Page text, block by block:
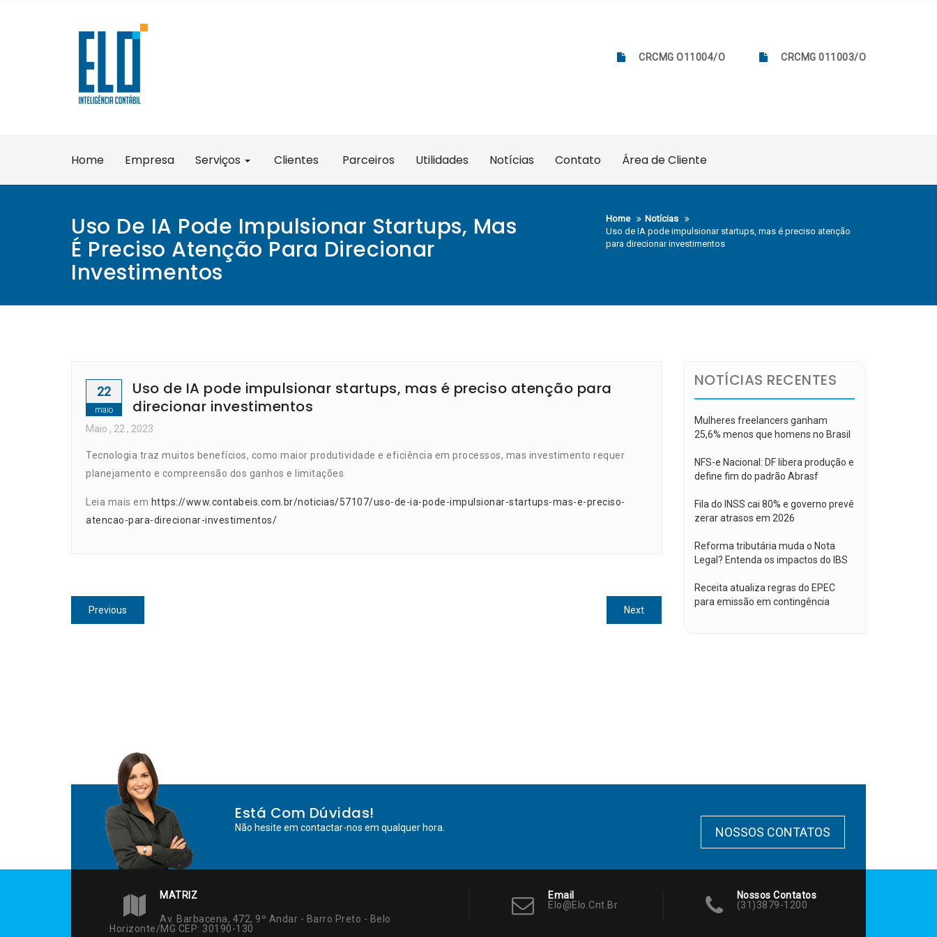
CRCMG O11004/O CRCMG 011003/O
Home Empresa Serviços Clientes Parceiros Utilidades Notícias Contato Área de Cliente
Uso De IA Pode Impulsionar Startups, Mas
É Preciso Atenção Para Direcionar
Investimentos
Home
Notícias
Uso de IA pode impulsionar startups, mas é preciso atenção
para direcionar investimentos
22
maio
Uso de IA pode impulsionar startups, mas é preciso atenção para
direcionar investimentos
Maio , 22 , 2023
Tecnologia traz muitos benefícios, como maior produtividade e eficiência em processos, mas investimento requer
planejamento e compreensão dos ganhos e limitações
Leia mais em https://www.contabeis.com.br/noticias/57107/uso-de-ia-pode-impulsionar-startups-mas-e-preciso-
atencao-para-direcionar-investimentos/
Navegação
de
Previous
post:
NextNext
post:
NOTÍCIAS RECENTES
Mulheres freelancers ganham
25,6% menos que homens no Brasil
NFS-e Nacional: DF libera produção e
define fim do padrão Abrasf
Fila do INSS cai 80% e governo prevê
zerar atrasos em 2026
Reforma tributária muda o Nota
Legal? Entenda os impactos do IBS
Receita atualiza regras do EPEC
para emissão em contingência
Está Com Dúvidas!
Não hesite em contactar-nos em qualquer hora. NOSSOS CONTATOS
MATRIZ
Av. Barbacena, 472, 9º Andar - Barro Preto - Belo
Horizonte/MG CEP: 30190-130
Email
Elo@elo.cnt.br
Nossos Contatos
(31)3879-1200